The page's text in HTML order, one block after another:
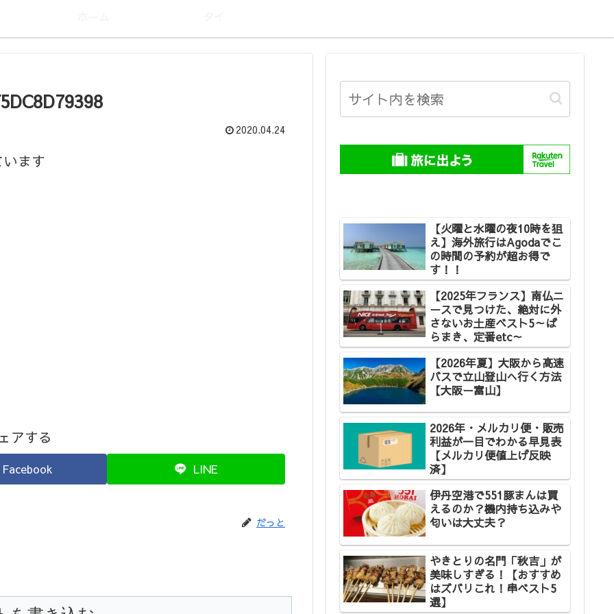
2020.04.24
ます
アする
Facebook LINE
だっと
【火曜と水曜の夜10時を狙
え】海外旅行はAgodaでこ
の時間の予約が超お得で
す！！
【2025年フランス】南仏ニ
ースで見つけた、絶対に外
さないお土産ベスト5～ば
らまき、定番etc～
【2026年夏】大阪から高速
バスで立山登山へ行く方法
【大阪ー富山】
2026年・メルカリ便・販売
利益が一目でわかる早見表
【メルカリ便値上げ反映
済】
伊丹空港で551豚まんは買
えるのか？機内持ち込みや
匂いは大丈夫？
やきとりの名門「秋吉」が
美味しすぎる！【おすすめ
はズバリこれ！串ベスト5
選】